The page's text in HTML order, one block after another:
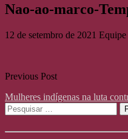
Nao-ao-marco-
12 de setembro de 2021 Equipe
Previous Post
Mulheres indígenas na luta
Pesquisar
por: